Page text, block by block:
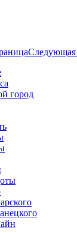
Следующая
город